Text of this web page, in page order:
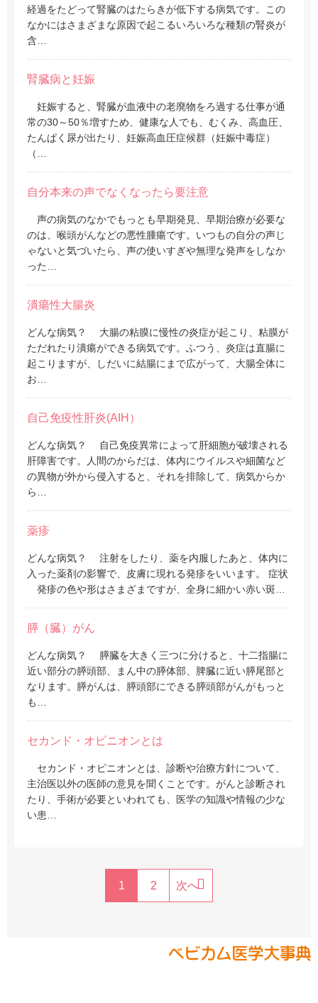
経過をたどって腎臓のはたらきが低下する病気です。この
なかにはさまざまな原因で起こるいろいろな種類の腎炎が
含…
腎臓病と妊娠
妊娠すると、腎臓が血液中の老廃物をろ過する仕事が通
常の30～50％増すため、健康な人でも、むくみ、高血圧、
たんぱく尿が出たり、妊娠高血圧症候群（妊娠中毒症）
（…
自分本来の声でなくなったら要注意
声の病気のなかでもっとも早期発見、早期治療が必要な
のは、喉頭がんなどの悪性腫瘍です。いつもの自分の声じ
ゃないと気づいたら、声の使いすぎや無理な発声をしなか
った…
潰瘍性大腸炎
どんな病気？ 大腸の粘膜に慢性の炎症が起こり、粘膜が
ただれたり潰瘍ができる病気です。ふつう、炎症は直腸に
起こりますが、しだいに結腸にまで広がって、大腸全体に
お…
自己免疫性肝炎(AIH）
どんな病気？ 自己免疫異常によって肝細胞が破壊される
肝障害です。人間のからだは、体内にウイルスや細菌など
の異物が外から侵入すると、それを排除して、病気からか
ら…
薬疹
どんな病気？ 注射をしたり、薬を内服したあと、体内に
入った薬剤の影響で、皮膚に現れる発疹をいいます。 症状
発疹の色や形はさまざまですが、全身に細かい赤い斑…
膵（臓）がん
どんな病気？ 膵臓を大きく三つに分けると、十二指腸に
近い部分の膵頭部、まん中の膵体部、脾臓に近い膵尾部と
なります。膵がんは、膵頭部にできる膵頭部がんがもっと
も…
セカンド・オピニオンとは
セカンド・オピニオンとは、診断や治療方針について、
主治医以外の医師の意見を聞くことです。がんと診断され
たり、手術が必要といわれても、医学の知識や情報の少な
い患…
1 2 次へ